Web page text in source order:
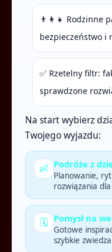
👨‍👩‍👧 Rodzinne
bezpieczeństwo i
✅ Rzetelny filtr:
sprawdzone
Na start wybierz
Twojego wyjazdu:
👶 Podróże z
Planowanie,
rozwiązania
🗓️ Pomysł na
Gotowe
szybkie